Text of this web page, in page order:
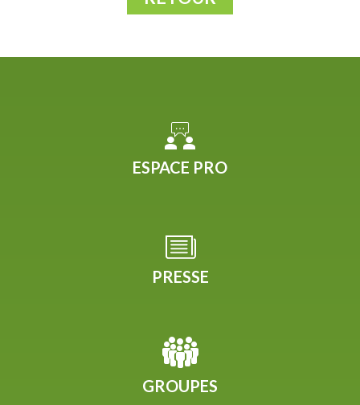
ESPACE PRO
PRESSE
GROUPES